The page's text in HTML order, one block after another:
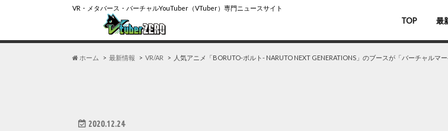
VR・メタバース・バーチャルYouTuber（VTuber）専門ニュースサイト
TOP 最
ホーム 最新情報 VR/AR 人気アニメ「BORUTO-ボルト- NARUTO NEXT GENERATIONS」のブースが「バーチャルマ
2020.12.24